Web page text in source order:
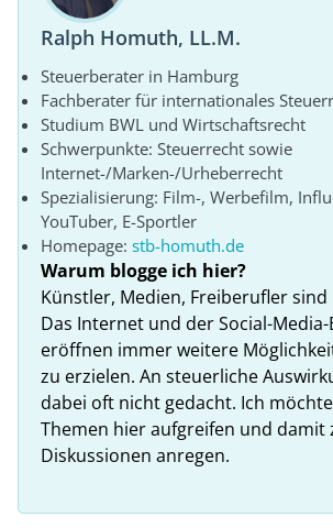
Ralph Homuth, LL.M.
Steuerberater in Hamburg
Fachberater für internationales
Studium BWL und Wirtschaftsrecht
Schwerpunkte: Steuerrecht sowie
Internet-/Marken-/Urheberrecht
Spezialisierung: Film-, Werbefilm,
YouTuber, E-Sportler
Homepage: stb-homuth.de
Warum blogge ich hier?
Künstler, Medien, Freiberufler sind
Das Internet und der Social-Media-
eröffnen immer weitere
zu erzielen. An steuerliche
dabei oft nicht gedacht. Ich
Themen hier aufgreifen und damit
Diskussionen anregen.